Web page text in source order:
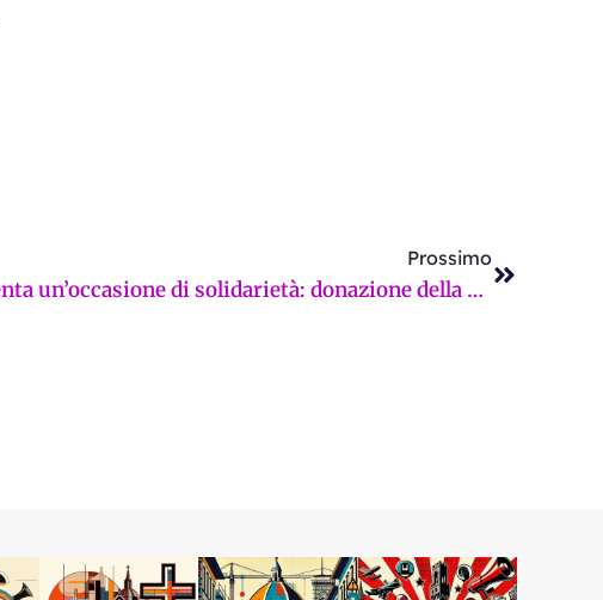
Prossimo
Il Capodanno diventa un’occasione di solidarietà: donazione della comunità cinese alla Fondazione Ant